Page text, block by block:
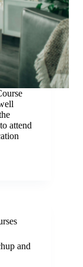
attend
and